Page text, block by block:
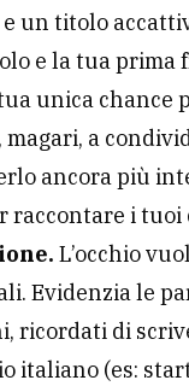
e un titolo
e la tua prima
unica chance
a
ancora più
raccontare i
L’occhio
Evidenzia le
ricordati di
italiano (es: